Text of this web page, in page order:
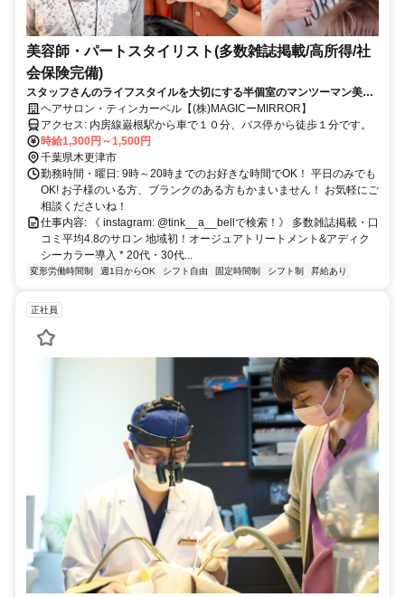
美容師・パートスタイリスト(多数雑誌掲載/高所得/社
会保険完備)
スタッフさんのライフスタイルを大切にする半個室のマンツーマン美容
室です！
ヘアサロン・ティンカーベル【(株)MAGICーMIRROR】
アクセス: 内房線巌根駅から車で１０分、バス停から徒歩１分です。
時給1,300円～1,500円
千葉県木更津市
勤務時間・曜日: 9時～20時までのお好きな時間でOK！ 平日のみでも
OK! お子様のいる方、ブランクのある方もかまいません！ お気軽にご
相談くださいね！
仕事内容: 《 instagram: @tink__a__bellで検索！》 多数雑誌掲載・口
コミ平均4.8のサロン 地域初！オージュアトリートメント&アディク
シーカラー導入 * 20代・30代...
変形労働時間制 週1日からOK シフト自由 固定時間制 シフト制 昇給あり
正社員